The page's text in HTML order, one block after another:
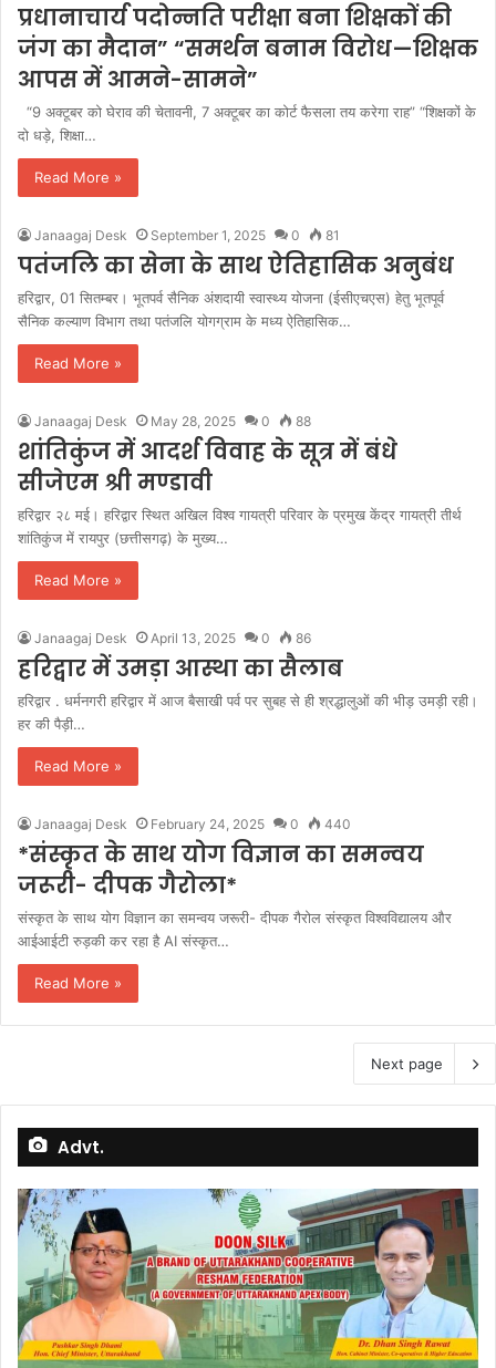
प्रधानाचार्य पदोन्नति परीक्षा बना शिक्षकों की
जंग का मैदान” “समर्थन बनाम विरोध—शिक्षक
आपस में आमने-सामने”
“9 अक्टूबर को घेराव की चेतावनी, 7 अक्टूबर का कोर्ट फैसला तय करेगा राह” “शिक्षकों के
दो धड़े, शिक्षा…
Read More »
Janaagaj Desk September 1, 2025 0 81
पतंजलि का सेना के साथ ऐतिहासिक अनुबंध
हरिद्वार, 01 सितम्बर। भूतपर्व सैनिक अंशदायी स्वास्थ्य योजना (ईसीएचएस) हेतु भूतपूर्व
सैनिक कल्याण विभाग तथा पतंजलि योगग्राम के मध्य ऐतिहासिक…
Read More »
Janaagaj Desk May 28, 2025 0 88
शांतिकुंज में आदर्श विवाह के सूत्र में बंधे
सीजेएम श्री मण्डावी
हरिद्वार २८ मई। हरिद्वार स्थित अखिल विश्व गायत्री परिवार के प्रमुख केंद्र गायत्री तीर्थ
शांतिकुंज में रायपुर (छत्तीसगढ़) के मुख्य…
Read More »
Janaagaj Desk April 13, 2025 0 86
हरिद्वार में उमड़ा आस्था का सैलाब
हरिद्वार . धर्मनगरी हरिद्वार में आज बैसाखी पर्व पर सुबह से ही श्रद्धालुओं की भीड़ उमड़ी रही।
हर की पैड़ी…
Read More »
Janaagaj Desk February 24, 2025 0 440
*संस्कृत के साथ योग विज्ञान का समन्वय
जरूरी- दीपक गैरोला*
संस्कृत के साथ योग विज्ञान का समन्वय जरूरी- दीपक गैरोल संस्कृत विश्वविद्यालय और
आईआईटी रुड़की कर रहा है AI संस्कृत…
Read More »
Next page
Advt.